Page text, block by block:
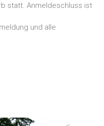
statt. Anmeldeschluss ist
und alle